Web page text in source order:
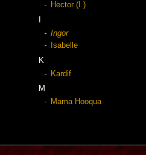
Hector (I.)
Ingor
Isabelle
K
Kardif
M
Mama Hooqua